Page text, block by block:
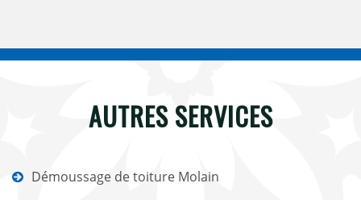
AUTRES SERVICES
Démoussage de toiture Molain